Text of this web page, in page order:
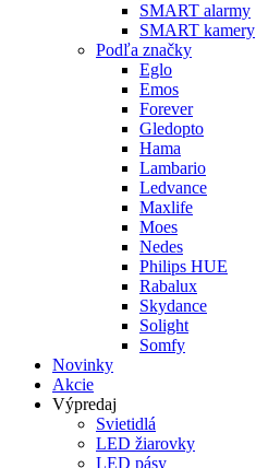
SMART alarmy
SMART kamery
Podľa značky
Eglo
Emos
Forever
Gledopto
Hama
Lambario
Ledvance
Maxlife
Moes
Nedes
Philips HUE
Rabalux
Skydance
Solight
Somfy
Novinky
Akcie
Výpredaj
Svietidlá
LED žiarovky
LED pásy